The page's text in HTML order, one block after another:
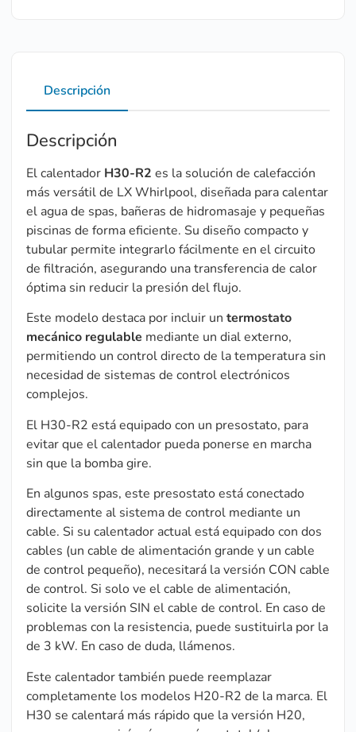
Descripción
Descripción
El calentador H30-R2 es la solución de calefacción
más versátil de LX Whirlpool, diseñada para calentar
el agua de spas, bañeras de hidromasaje y pequeñas
piscinas de forma eficiente. Su diseño compacto y
tubular permite integrarlo fácilmente en el circuito
de filtración, asegurando una transferencia de calor
óptima sin reducir la presión del flujo.
Este modelo destaca por incluir un termostato
mecánico regulable mediante un dial externo,
permitiendo un control directo de la temperatura sin
necesidad de sistemas de control electrónicos
complejos.
El H30-R2 está equipado con un presostato, para
evitar que el calentador pueda ponerse en marcha
sin que la bomba gire.
En algunos spas, este presostato está conectado
directamente al sistema de control mediante un
cable. Si su calentador actual está equipado con dos
cables (un cable de alimentación grande y un cable
de control pequeño), necesitará la versión CON cable
de control. Si solo ve el cable de alimentación,
solicite la versión SIN el cable de control. En caso de
problemas con la resistencia, puede sustituirla por la
de 3 kW. En caso de duda, llámenos.
Este calentador también puede reemplazar
completamente los modelos H20-R2 de la marca. El
H30 se calentará más rápido que la versión H20,